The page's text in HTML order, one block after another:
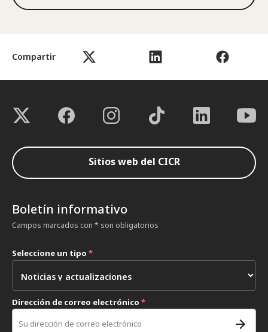
Compartir
Sitios web del CICR
Boletín informativo
Campos marcados con * son obligatorios
Seleccione un tipo *
Dirección de correo electrónico *